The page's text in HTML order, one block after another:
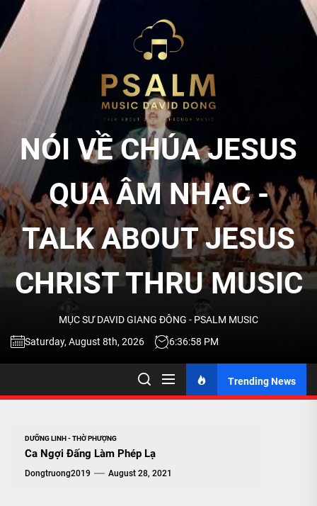
Skip
the
QUA
ÂM
NHẠC
TALK
NÓI VỀ CHÚA JESUS
QUA ÂM NHẠC -
TALK ABOUT JESUS
CHRIST THRU MUSIC
MỤC SƯ DAVID GIANG ĐÔNG - PSALM MUSIC
Saturday, August 8th, 2026
6:36:58 PM
Trending News
DƯỠNG LINH - THỜ PHƯỢNG
Ca Ngợi Đấng Làm Phép Lạ
Dongtruong2019 August 28, 2021